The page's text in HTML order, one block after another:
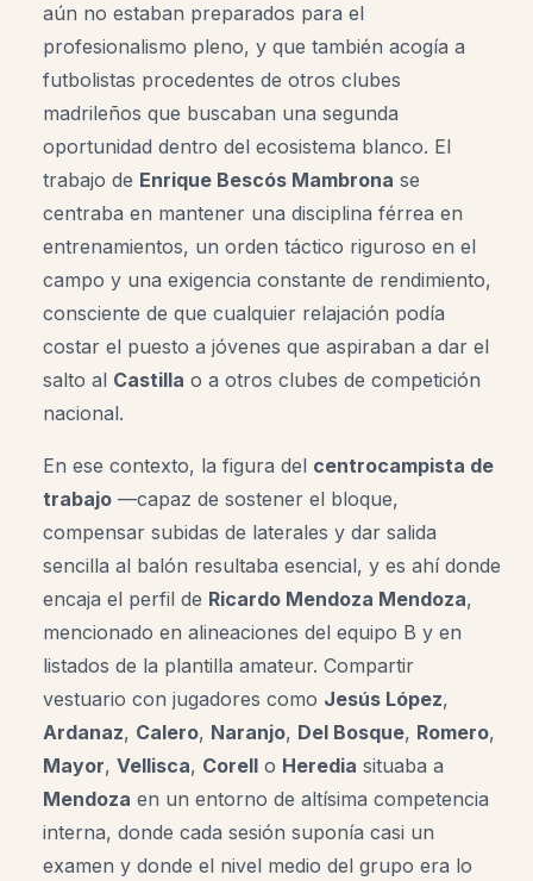
aún no estaban preparados para el
profesionalismo pleno, y que también acogía a
futbolistas procedentes de otros clubes
madrileños que buscaban una segunda
oportunidad dentro del ecosistema blanco. El
trabajo de Enrique Bescós Mambrona se
centraba en mantener una disciplina férrea en
entrenamientos, un orden táctico riguroso en el
campo y una exigencia constante de rendimiento,
consciente de que cualquier relajación podía
costar el puesto a jóvenes que aspiraban a dar el
salto al Castilla o a otros clubes de competición
nacional.
En ese contexto, la figura del centrocampista de
trabajo —capaz de sostener el bloque,
compensar subidas de laterales y dar salida
sencilla al balón resultaba esencial, y es ahí donde
encaja el perfil de Ricardo Mendoza Mendoza,
mencionado en alineaciones del equipo B y en
listados de la plantilla amateur. Compartir
vestuario con jugadores como Jesús López,
Ardanaz, Calero, Naranjo, Del Bosque, Romero,
Mayor, Vellisca, Corell o Heredia situaba a
Mendoza en un entorno de altísima competencia
interna, donde cada sesión suponía casi un
examen y donde el nivel medio del grupo era lo